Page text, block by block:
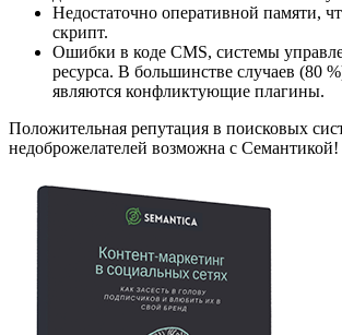
Недостаточно оперативной памяти,
скрипт.
Ошибки в коде CMS, системы
ресурса. В большинстве случаев (80
являются конфликтующие плагины.
Положительная репутация в поисковых
недоброжелателей возможна с Семантикой!